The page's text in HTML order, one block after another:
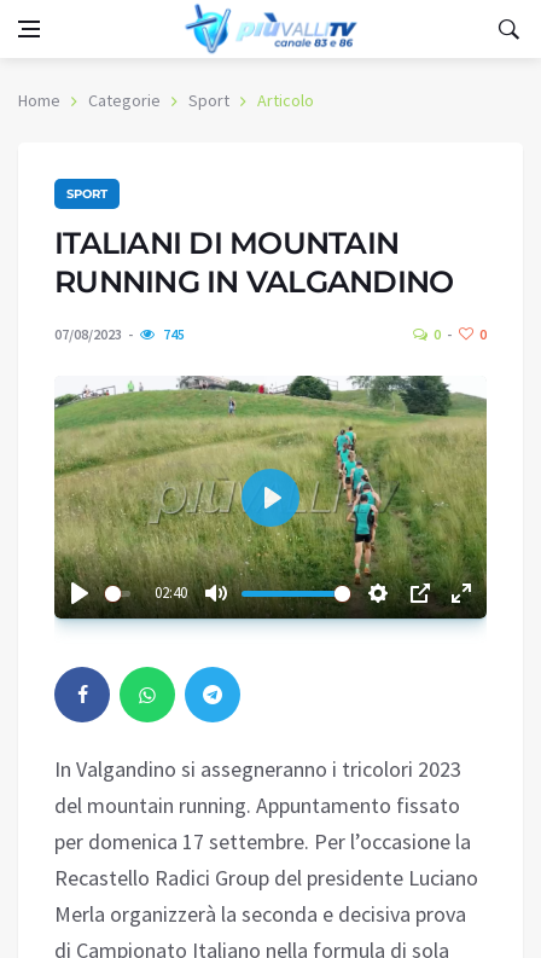
Home Categorie Sport Articolo
SPORT
ITALIANI DI MOUNTAIN
RUNNING IN VALGANDINO
07/08/2023 745 0 0
02:40
Play
In Valgandino si assegneranno i tricolori 2023
del mountain running. Appuntamento fissato
per domenica 17 settembre. Per l’occasione la
Recastello Radici Group del presidente Luciano
Merla organizzerà la seconda e decisiva prova
di Campionato Italiano nella formula di sola